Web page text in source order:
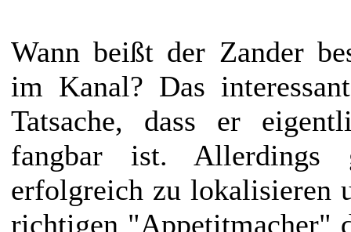
Wann beißt der Zander
im Kanal? Das
Tatsache, dass er
fangbar ist.
erfolgreich zu lokalisieren
richtigen "Appetitmacher"